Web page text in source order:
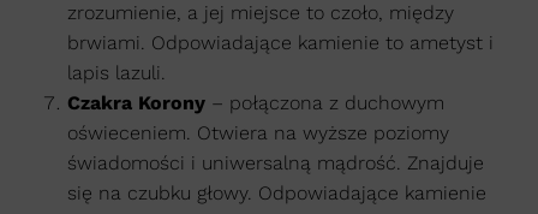
zrozumienie, a jej miejsce to czoło, między
brwiami. Odpowiadające kamienie to ametyst i
lapis lazuli.
Czakra Korony – połączona z duchowym
oświeceniem. Otwiera na wyższe poziomy
świadomości i uniwersalną mądrość. Znajduje
się na czubku głowy. Odpowiadające kamienie